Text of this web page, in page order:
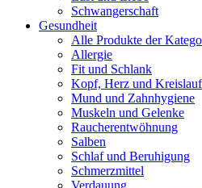
Schwangerschaft
Gesundheit
Alle Produkte der
Allergie
Fit und Schlank
Kopf, Herz und Kreislauf
Mund und Zahnhygiene
Muskeln und Gelenke
Raucherentwöhnung
Salben
Schlaf und Beruhigung
Schmerzmittel
Verdauung